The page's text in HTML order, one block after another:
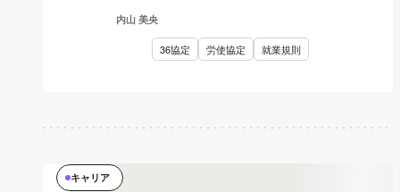
内山 美央
36協定 労使協定 就業規則
キャリア